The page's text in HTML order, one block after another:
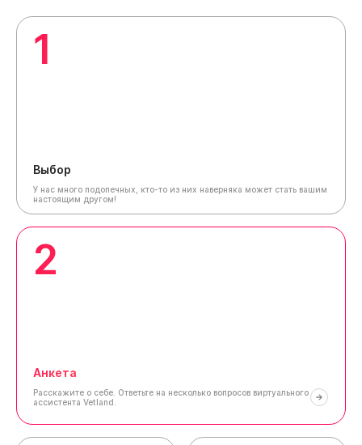
1
Выбор
У нас много подопечных, кто-то из них наверняка может стать вашим
настоящим другом!
2
Анкета
Расскажите о себе. Ответьте на несколько вопросов виртуального
ассистента Vetland.